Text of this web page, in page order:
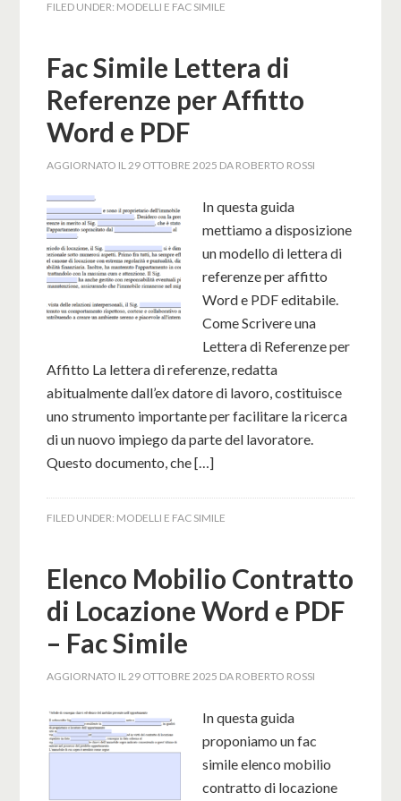
FILED UNDER: MODELLI E FAC SIMILE
Fac Simile Lettera di
Referenze per Affitto
Word e PDF
AGGIORNATO IL29 OTTOBRE 2025 DA ROBERTO ROSSI
In questa guida
mettiamo a disposizione
un modello di lettera di
referenze per affitto
Word e PDF editabile.
Come Scrivere una
Lettera di Referenze per
Affitto La lettera di referenze, redatta
abitualmente dall’ex datore di lavoro, costituisce
uno strumento importante per facilitare la ricerca
di un nuovo impiego da parte del lavoratore.
Questo documento, che […]
FILED UNDER: MODELLI E FAC SIMILE
Elenco Mobilio Contratto
di Locazione Word e PDF
– Fac Simile
AGGIORNATO IL29 OTTOBRE 2025 DA ROBERTO ROSSI
In questa guida
proponiamo un fac
simile elenco mobilio
contratto di locazione